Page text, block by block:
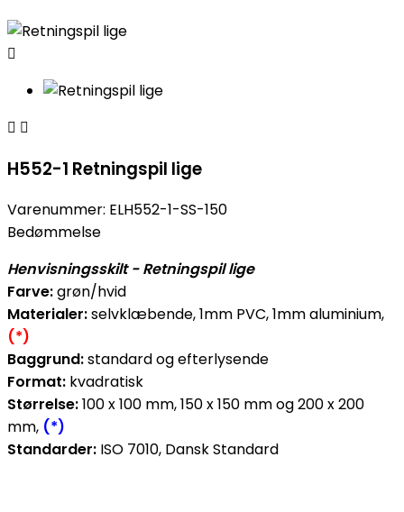

 
H552-1 Retningspil lige
Varenummer: ELH552-1-SS-150
Bedømmelse
Henvisningsskilt - Retningspil lige
Farve:grøn/hvid
Materialer:selvklæbende, 1mm PVC, 1mm aluminium,
(*)
Baggrund:standard og efterlysende
Format: kvadratisk
Størrelse:100 x 100 mm, 150 x 150 mm og 200 x 200
mm, (*)
Standarder: ISO 7010, Dansk Standard